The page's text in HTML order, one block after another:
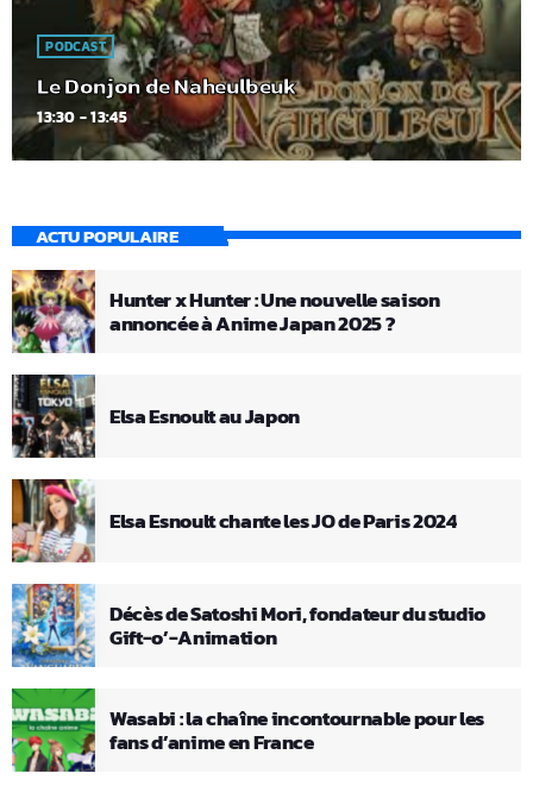
PODCAST
Le Donjon de Naheulbeuk
13:30 - 13:45
ACTU POPULAIRE
Hunter x Hunter : Une nouvelle saison
annoncée à Anime Japan 2025 ?
Elsa Esnoult au Japon
Elsa Esnoult chante les JO de Paris 2024
Décès de Satoshi Mori, fondateur du studio
Gift-o’-Animation
Wasabi : la chaîne incontournable pour les
fans d’anime en France